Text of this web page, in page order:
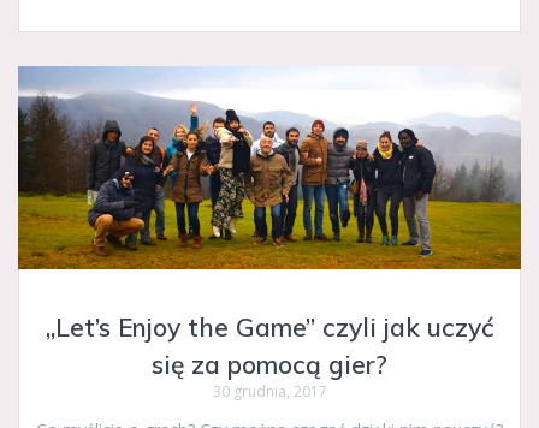
„Let’s Enjoy the Game” czyli jak uczyć
się za pomocą gier?
30 grudnia, 2017